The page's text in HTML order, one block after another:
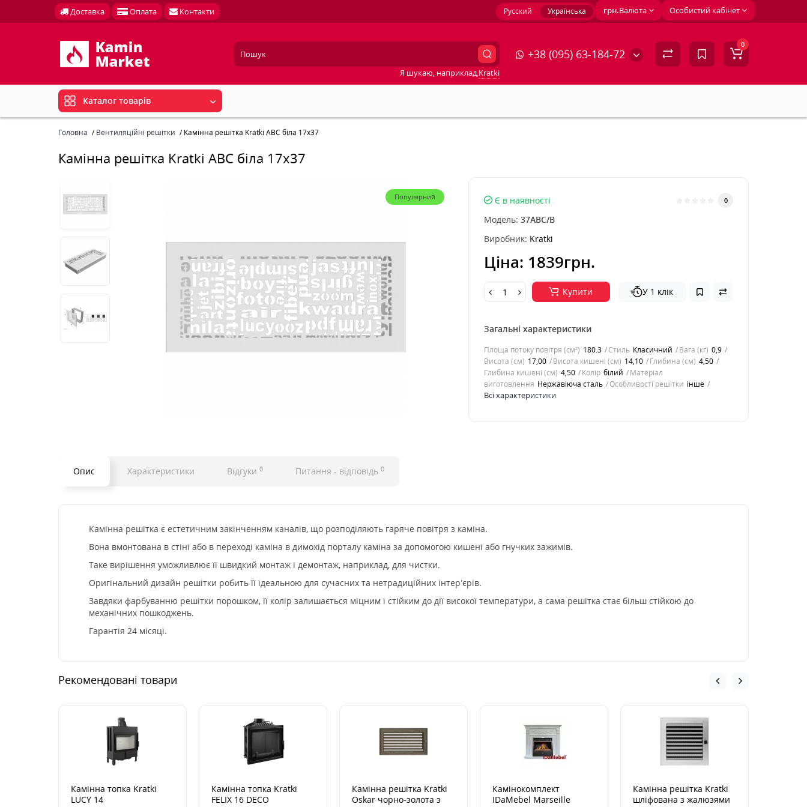
Доставка Оплата Контакти Особистий кабінет
грн.Валюта
Русский Українська
+38 (095) 63-184-72
Я шукаю, наприклад,Kratki
0
Каталог товарів
Головна Вентиляційні решітки Камінна решітка Kratki ABC біла 17x37
Камінна решітка Kratki ABC біла 17x37
Популярний Є в наявності 0
Модель: 37ABC/B
Виробник: Kratki
Ціна: 1839грн.
Купити У 1 клік
Загальні характеристики
Площа потоку повітря (см²) 180.3 Стиль Класичний Вага (кг) 0,9
Висота (см) 17,00 Висота кишені (см) 14,10 Глибина (см) 4,50
Глибина кишені (см) 4,50 Колір білий
Матеріал
виготовлення Нержавіюча сталь Особливості решітки інше
Всі характеристики
Опис Характеристики Відгуки 0 Питання - відповідь 0
Камінна решітка є естетичним закінченням каналів, що розподіляють гаряче повітря з каміна.
Вона вмонтована в стіні або в переході каміна в димохід порталу каміна за допомогою кишені або гнучких зажимів.
Таке вирішення уможливлює її швидкий монтаж і демонтаж, наприклад, для чистки.
Оригінальний дизайн решітки робить її ідеальною для сучасних та нетрадиційних інтер’єрів.
Завдяки фарбуванню решітки порошком, її колір залишається міцним і стійким до дії високої температури, а сама решітка стає більш стійкою до
механічних пошкоджень.
Гарантія 24 місяці.
Рекомендовані товари
Камінна топка Kratki
LUCY 14
Камінна топка Kratki
FELIX 16 DECO
Камінна решітка Kratki
Oskar чорно-золота з
Камінокомплект
IDaMebel Marseille
Камінна решітка Kratki
шліфована з жалюзями